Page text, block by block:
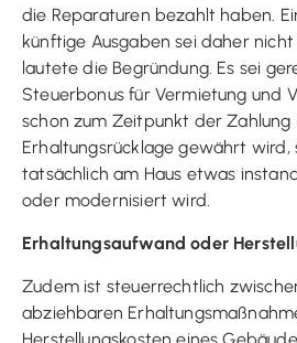
die Reparaturen bezahlt haben.
künftige Ausgaben sei daher
lautete die Begründung. Es sei
Steuerbonus für Vermietung und
schon zum Zeitpunkt der Zahlung
Erhaltungsrücklage gewährt
tatsächlich am Haus etwas
oder modernisiert wird.
Erhaltungsaufwand oder
Zudem ist steuerrechtlich
abziehbaren
Herstellungskosten eines